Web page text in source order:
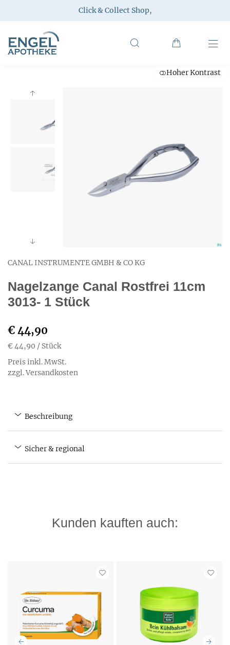
Click & Collect Shop,
Hoher Kontrast
CANAL INSTRUMENTE GMBH & CO KG
Nagelzange Canal Rostfrei 11cm
3013- 1 Stück
€ 44,90
€ 44,90 / Stück
Preis inkl. MwSt.
zzgl. Versandkosten
Beschreibung
Sicher & regional
Kunden kauften auch: